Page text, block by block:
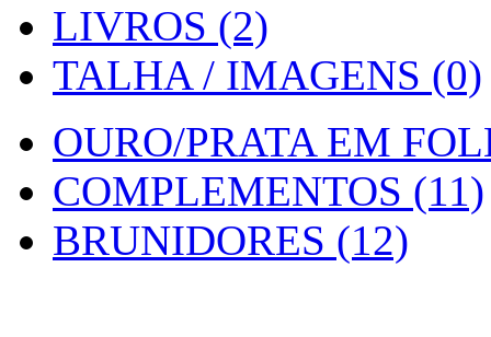
LIVROS (2)
TALHA / IMAGENS (0)
OURO/PRATA EM
COMPLEMENTOS (11)
BRUNIDORES (12)